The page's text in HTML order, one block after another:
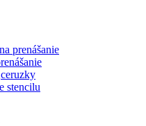
prenášanie
stencilu